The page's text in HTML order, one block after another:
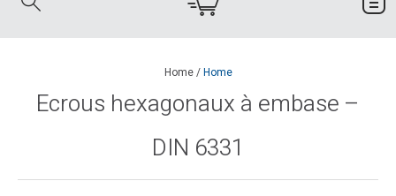
Home/Home
Ecrous hexagonaux à embase –
DIN 6331